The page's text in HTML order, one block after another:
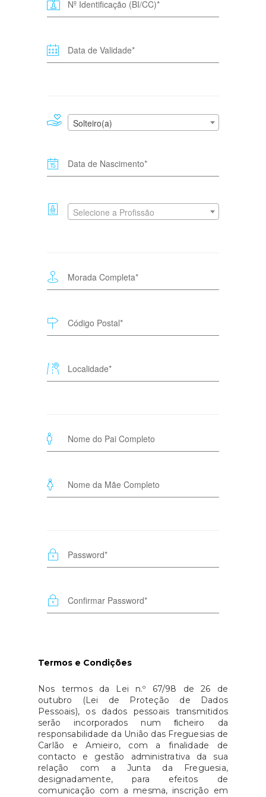
Solteiro(a)
Selecione a Profissão
Termos e Condições
Nos termos da Lei n.º 67/98 de 26 de
outubro (Lei de Proteção de Dados
Pessoais), os dados pessoais transmitidos
serão incorporados num ﬁcheiro da
responsabilidade da União das Freguesias de
Carlão e Amieiro, com a finalidade de
contacto e gestão administrativa da sua
relação com a Junta da Freguesia,
designadamente, para efeitos de
comunicação com a mesma, inscrição em